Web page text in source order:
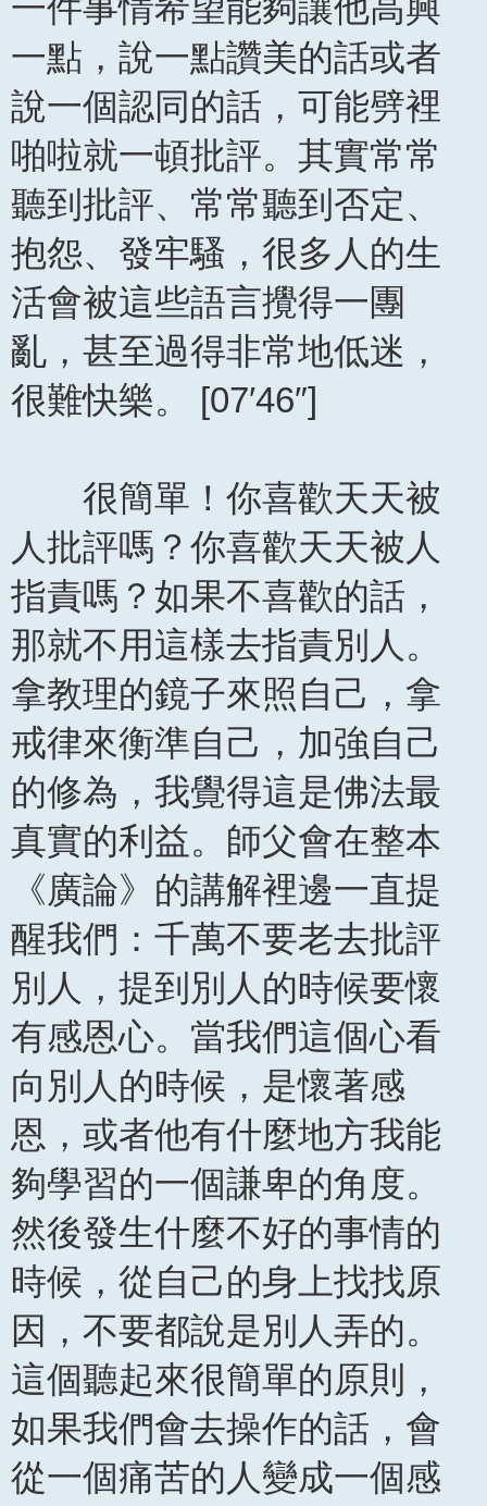
一件事情希望能夠讓他高興
一點，說一點讚美的話或者
說一個認同的話，可能劈裡
啪啦就一頓批評。其實常常
聽到批評、常常聽到否定、
抱怨、發牢騷，很多人的生
活會被這些語言攪得一團
亂，甚至過得非常地低迷，
很難快樂。 [07′46″]
很簡單！你喜歡天天被
人批評嗎？你喜歡天天被人
指責嗎？如果不喜歡的話，
那就不用這樣去指責別人。
拿教理的鏡子來照自己，拿
戒律來衡準自己，加強自己
的修為，我覺得這是佛法最
真實的利益。師父會在整本
《廣論》的講解裡邊一直提
醒我們：千萬不要老去批評
別人，提到別人的時候要懷
有感恩心。當我們這個心看
向別人的時候，是懷著感
恩，或者他有什麼地方我能
夠學習的一個謙卑的角度。
然後發生什麼不好的事情的
時候，從自己的身上找找原
因，不要都說是別人弄的。
這個聽起來很簡單的原則，
如果我們會去操作的話，會
從一個痛苦的人變成一個感